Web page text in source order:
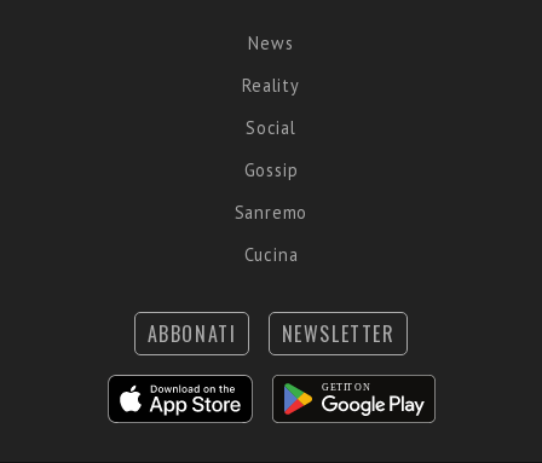
News
Reality
Social
Gossip
Sanremo
Cucina
ABBONATI NEWSLETTER